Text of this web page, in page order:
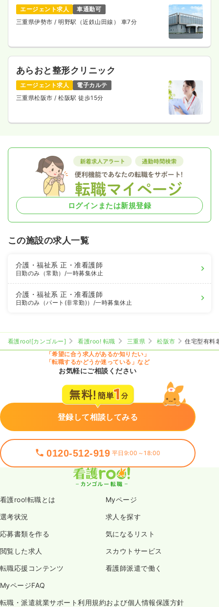
エージェント求人
車通勤可
三重県伊勢市/ 明野駅（近鉄山田線） 車7分
あらおと整形クリニック
エージェント求人
電子カルテ
三重県松阪市/ 松阪駅 徒歩15分
ログインまたは新規登録
この施設の求人一覧
介護・福祉系正・准看護師
日勤のみ（常勤） /一時募集休止
介護・福祉系正・准看護師
日勤のみ（パート(非常勤)） /一時募集休止
看護roo![カンゴルー] 看護roo! 転職 三重県 松阪市
住宅型有料
「希望に合う求人があるか知りたい」
「転職するかどうか迷っている」など
お気軽にご相談ください
登録して相談してみる
0120-512-919 平日9:00～18:00
看護roo!転職とは Myページ
選考状況 求人を探す
応募書類を作る 気になるリスト
閲覧した求人 スカウトサービス
転職応援コンテンツ 看護師派遣で働く
MyページFAQ
転職・派遣就業サポート利用規約および個人情報保護方針